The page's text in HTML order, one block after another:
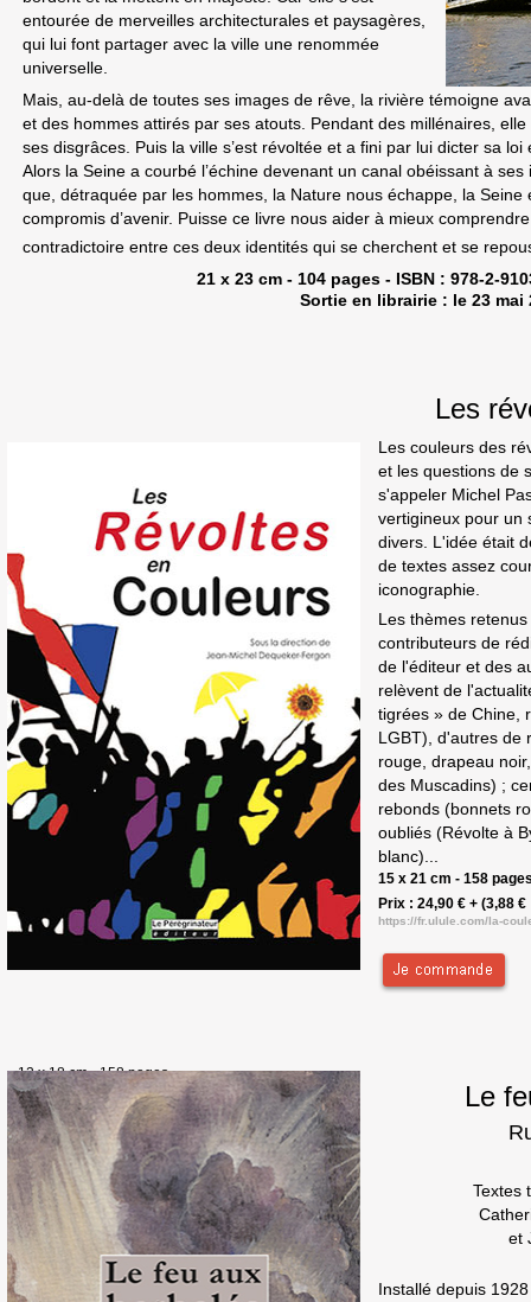
entourée de merveilles architecturales et paysagères,
qui lui font partager avec la ville une renommée
universelle.
Mais, au-delà de toutes ses images de rêve, la rivière témoigne
et des hommes attirés par ses atouts. Pendant des millénaires,
ses disgrâces. Puis la ville s’est révoltée et a fini par lui dicter sa
Alors la Seine a courbé l’échine devenant un canal obéissant à
que, détraquée par les hommes, la Nature nous échappe, la
compromis d’avenir. Puisse ce livre nous aider à mieux
contradictoire entre ces deux identités qui se cherchent et se
21 x 23 cm - 104 pages - ISBN : 978-2-
Sortie en librairie : le 23 mai
Les
Les couleurs des
et les questions de
s'appeler Michel
vertigineux pour un
divers. L'idée était
de textes assez
iconographie.
Les thèmes
contributeurs de
de l'éditeur et des
relèvent de
tigrées » de Chine,
LGBT), d'autres de
rouge, drapeau
des Muscadins) ;
rebonds (bonnets
oubliés (Révolte à
blanc)...
15 x 21 cm - 158
Prix : 24,90 € + (3,88
https://fr.ulule.com/la-
12 x 18 cm - 158 pages
Couverture souple.
Prix : 15 € - ISBN : 2 910352 75-2
Le
Textes
et
Installé depuis